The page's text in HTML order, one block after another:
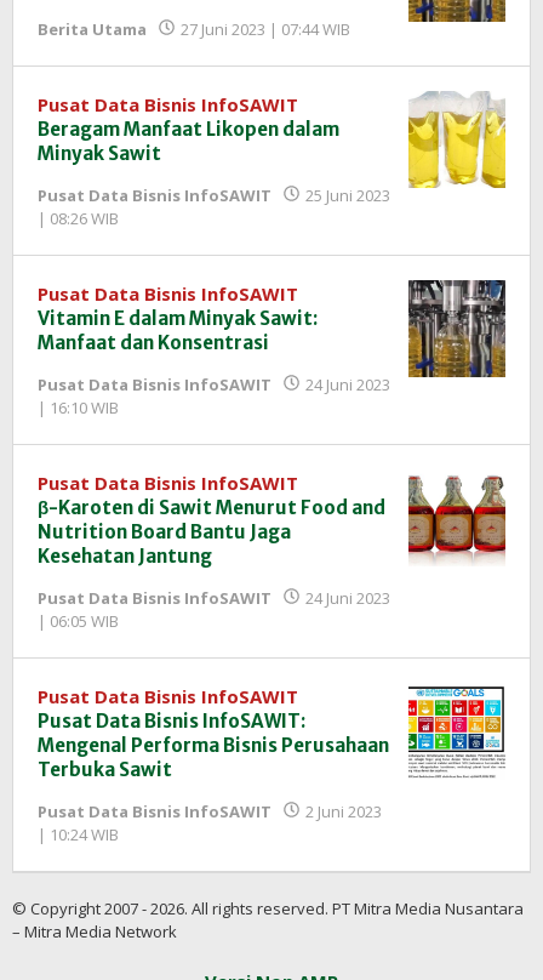
Berita Utama 27 Juni 2023 | 07:44 WIB
InfoSAWIT
Pusat Data Bisnis InfoSAWIT
Beragam Manfaat Likopen dalam
Minyak Sawit
Pusat Data Bisnis InfoSAWIT
25 Juni 2023
| 08:26 WIB
InfoSAWIT
Pusat Data Bisnis InfoSAWIT
Vitamin E dalam Minyak Sawit:
Manfaat dan Konsentrasi
Pusat Data Bisnis InfoSAWIT
24 Juni 2023
| 16:10 WIB
InfoSAWIT
Pusat Data Bisnis InfoSAWIT
β-Karoten di Sawit Menurut Food and
Nutrition Board Bantu Jaga
Kesehatan Jantung
Pusat Data Bisnis InfoSAWIT
24 Juni 2023
| 06:05 WIB
InfoSAWIT
Pusat Data Bisnis InfoSAWIT
Pusat Data Bisnis InfoSAWIT:
Mengenal Performa Bisnis Perusahaan
Terbuka Sawit
Pusat Data Bisnis InfoSAWIT
2 Juni 2023
| 10:24 WIB
InfoSAWIT
© Copyright 2007 - 2026. All rights reserved. PT Mitra Media Nusantara
– Mitra Media Network